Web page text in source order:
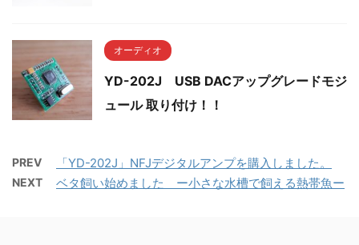
オーディオ
YD-202J USB DACアップグレードモジ
ュール 取り付け！！
PREV 「YD-202J」NFJデジタルアンプを購入しました。
NEXT ベタ飼い始めました ー小さな水槽で飼える熱帯魚ー